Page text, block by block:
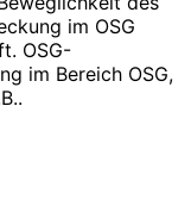
im OSG
OSG-
im Bereich OSG,